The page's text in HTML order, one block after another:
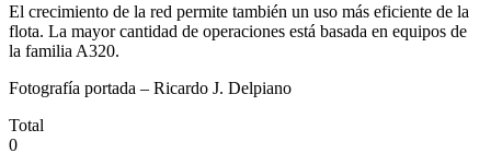
El crecimiento de la red permite también un uso más eficiente de la
flota. La mayor cantidad de operaciones está basada en equipos de
la familia A320.
Fotografía portada – Ricardo J. Delpiano
Total
0